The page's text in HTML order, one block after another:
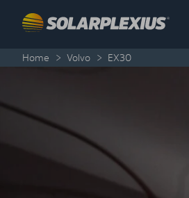
Home > Volvo > EX30